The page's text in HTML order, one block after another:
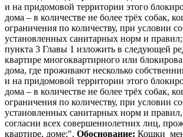
и на придомовой территории этого
дома – в количестве не более трёх собак,
ограничения по количеству, при условии
установленных санитарных норм и
пункта 3 Главы 1 изложить в следующей
квартире многоквартирного или
дома, где проживают несколько
и на придомовой территории этого
дома – в количестве не более трёх собак,
ограничения по количеству, при условии
установленных санитарных норм и
согласии всех совершеннолетних лиц,
квартире, доме;". Обоснование: Кошки